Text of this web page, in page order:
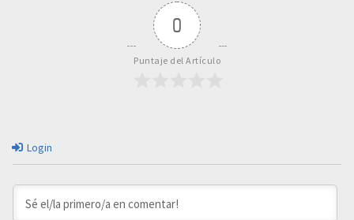
0
Puntaje del Artículo
Login